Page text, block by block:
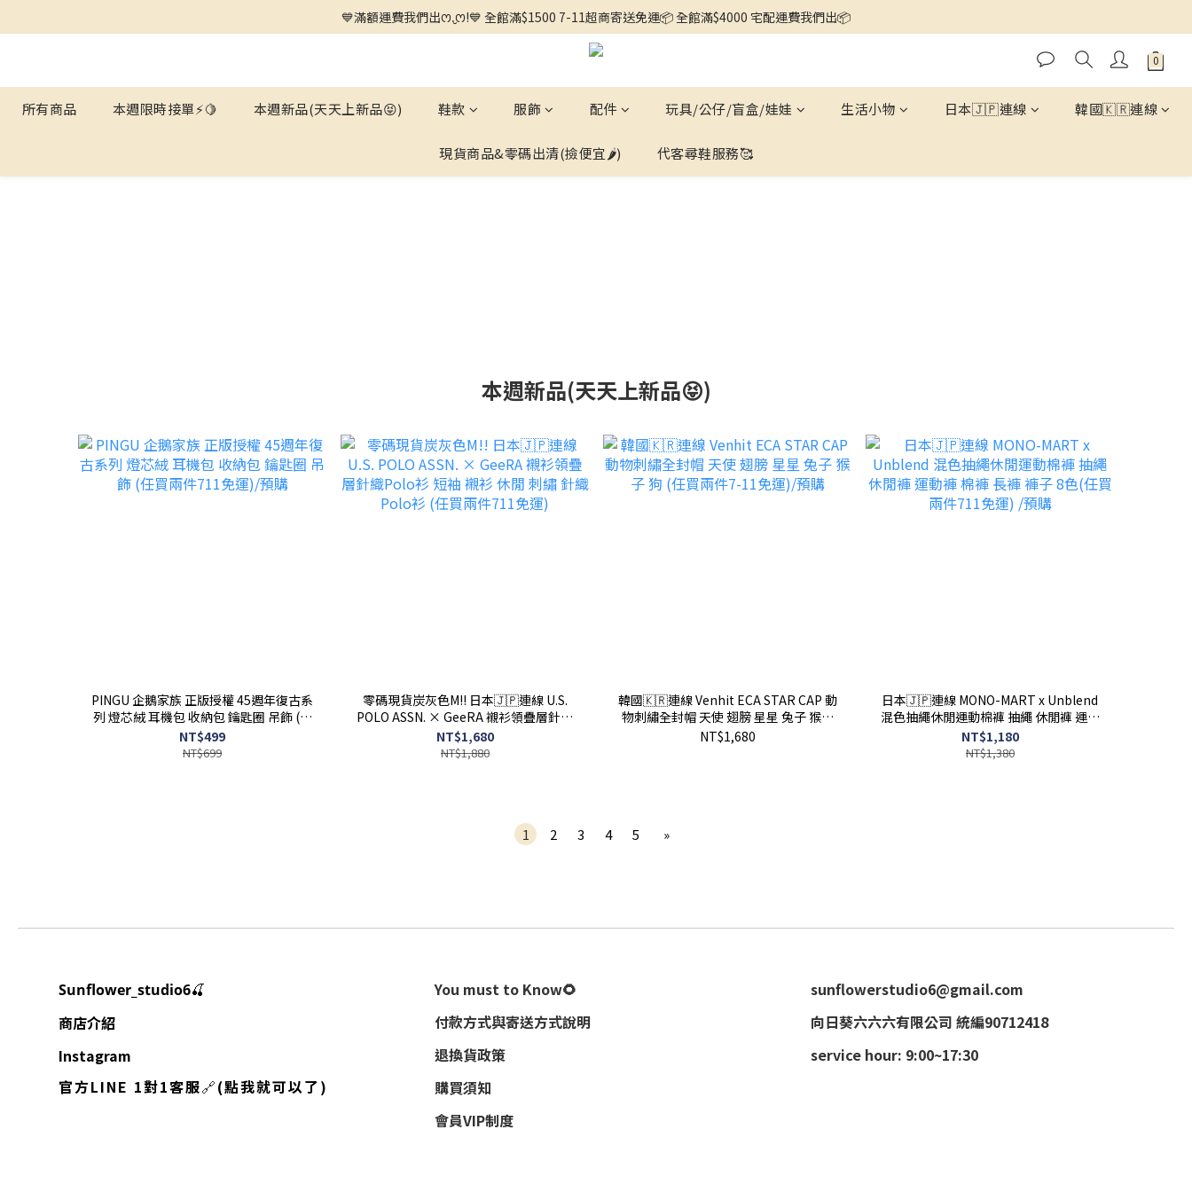
🌼徵求客人中🌼 ◕ᴗ<.ᐟ 更多新品歡迎追蹤官方INSTAGRAM🔗
💙滿額運費我們出ꯁ.̮ꯁ!💙 全館滿$1500 7-11超商寄送免運📦 全館滿$4000 宅配運費我們出📦
🌼徵求客人中🌼 ◕ᴗ<.ᐟ 更多新品歡迎追蹤官方INSTAGRAM🔗
所有商品 本週限時接單⚡️🍋 本週新品(天天上新品😝) 鞋款 服飾 配件 玩具/公仔/盲盒/娃娃 生活小物 日本🇯🇵連線 韓國🇰🇷連線
現貨商品&零碼出清(撿便宜🌶️) 代客尋鞋服務🥰
本週新品(天天上新品😝)
PINGU 企鵝家族 正版授權 45週年復古系
列 燈芯絨 耳機包 收納包 鑰匙圈 吊飾 (任
買兩件711免運)/預購
NT$499
NT$699
零碼現貨炭灰色M!! 日本🇯🇵連線 U.S.
POLO ASSN. × GeeRA 襯衫領疊層針織
Polo衫 短袖 襯衫 休閒 刺繡 針織 Polo衫
(任買兩件711免運)
NT$1,680
NT$1,880
韓國🇰🇷連線 Venhit ECA STAR CAP 動
物刺繡全封帽 天使 翅膀 星星 兔子 猴子
狗 (任買兩件7-11免運)/預購
NT$1,680
日本🇯🇵連線 MONO-MART x Unblend
混色抽繩休閒運動棉褲 抽繩 休閒褲 運動
褲 棉褲 長褲 褲子 8色(任買兩件711免運)
/預購
NT$1,180
NT$1,380
1 2 3 4 5 »
Sunflower_studio6🍒
商店介紹
Instagram
官方LINE 1對1客服🔗(點我就可以了)
You must to Know🌻
付款方式與寄送方式說明
退換貨政策
購買須知
會員VIP制度
sunflowerstudio6@gmail.com
向日葵六六六有限公司 統編90712418
service hour: 9:00~17:30